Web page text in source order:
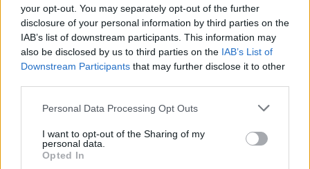
your opt-out. You may separately opt-out of the further
disclosure of your personal information by third parties on the
IAB’s list of downstream participants. This information may
also be disclosed by us to third parties on the IAB’s List of
Downstream Participants that may further disclose it to other
Please note that this website/app uses one or more Google
not limited to your visit or usage behaviour. You may click to
grant or deny consent to Google and its third-party tags to
use your data for below specified purposes in below Google
Personal Data Processing Opt Outs
I want to opt-out of the Sharing of my
personal data.
Opted In